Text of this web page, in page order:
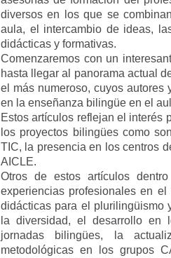
diversos en los que se
aula, el intercambio de ideas,
didácticas y formativas.
Comenzaremos con un
hasta llegar al panorama actual
el más numeroso, cuyos autores
en la enseñanza bilingüe en el
Estos artículos reflejan el interés
los proyectos bilingües como
TIC, la presencia en los centros
AICLE.
Otros de estos artículos
experiencias profesionales en
didácticas para el plurilingüismo
la diversidad, el desarrollo en
jornadas bilingües, la
metodológicas en los grupos